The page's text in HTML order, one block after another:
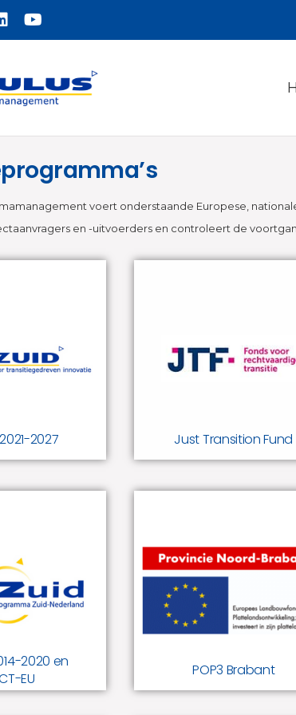
voert onderstaande Europese,
en -uitvoerders en controleert de
2027
2027
voor
Just Transition Fund
Just Transition Fund
Europees fonds voor een
2020 en
EU
EU
Nederland.
zijn
– door
cross-overs
POP3 Brabant
Het derde
Plattelandsontwikkelings-
programma (POP3) is een
Europees
voor de agrarische sector in
Nederland. Door Stimulus
uitgevoerd voor
die gevestigd zijn in de